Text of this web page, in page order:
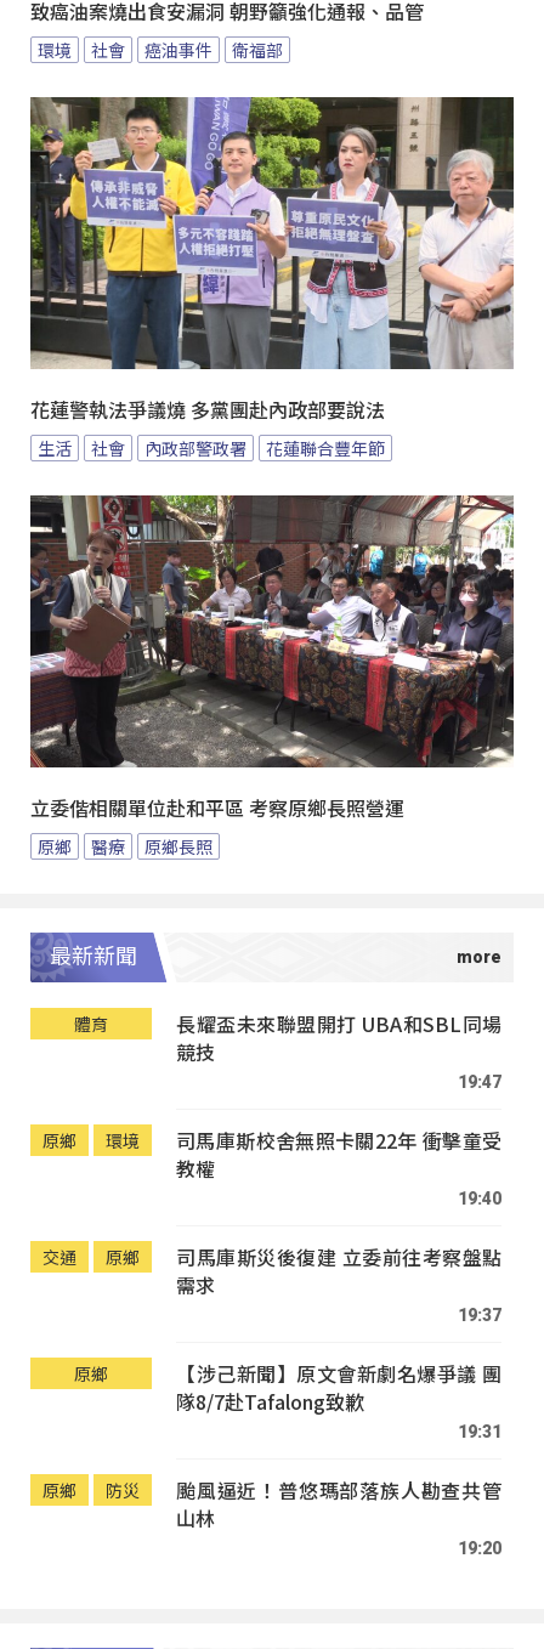
致癌油案燒出食安漏洞 朝野籲強化通報、品管
環境 社會 癌油事件 衛福部
花蓮警執法爭議燒 多黨團赴內政部要說法
生活 社會 內政部警政署 花蓮聯合豐年節
立委偕相關單位赴和平區 考察原鄉長照營運
原鄉 醫療 原鄉長照
最新新聞
體育
長耀盃未來聯盟開打 UBA和SBL同場
競技
19:47
原鄉 環境
司馬庫斯校舍無照卡關22年 衝擊童受
教權
19:40
交通 原鄉
司馬庫斯災後復建 立委前往考察盤點
需求
19:37
原鄉
【涉己新聞】原文會新劇名爆爭議 團
隊8/7赴Tafalong致歉
19:31
原鄉 防災
颱風逼近！普悠瑪部落族人勘查共管
山林
19:20